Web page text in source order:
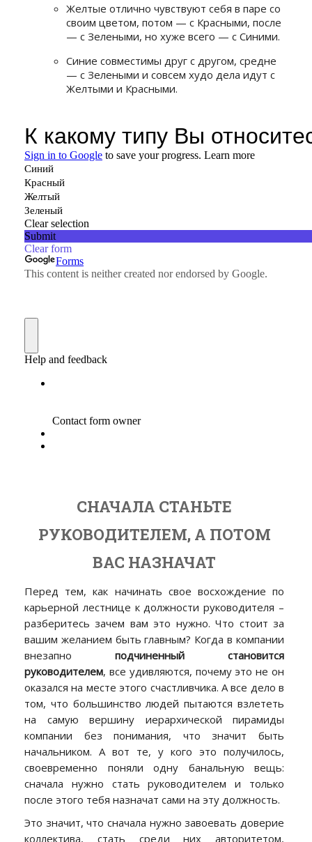
Желтые отлично чувствуют себя в паре со
своим цветом, потом — с Красными, после
— с Зелеными, но хуже всего — с Синими.
Синие совместимы друг с другом, средне
— с Зелеными и совсем худо дела идут с
Желтыми и Красными.
СНАЧАЛА СТАНЬТЕ
РУКОВОДИТЕЛЕМ, А ПОТОМ
ВАС НАЗНАЧАТ
Перед тем, как начинать свое восхождение по
карьерной лестнице к должности руководителя –
разберитесь зачем вам это нужно. Что стоит за
вашим желанием быть главным? Когда в компании
внезапно подчиненный становится
руководителем, все удивляются, почему это не он
оказался на месте этого счастливчика. А все дело в
том, что большинство людей пытаются взлететь
на самую вершину иерархической пирамиды
компании без понимания, что значит быть
начальником. А вот те, у кого это получилось,
своевременно поняли одну банальную вещь:
сначала нужно стать руководителем и только
после этого тебя назначат сами на эту должность.
Это значит, что сначала нужно завоевать доверие
коллектива, стать среди них авторитетом,